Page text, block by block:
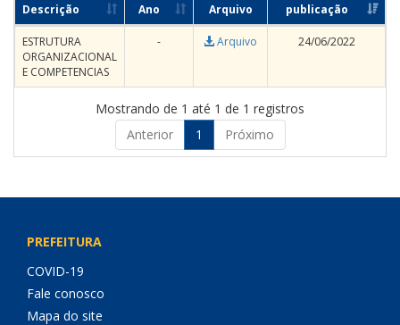
Descrição Ano Arquivo
publicação
ESTRUTURA
ORGANIZACIONAL
E COMPETENCIAS
- Arquivo 24/06/2022
Mostrando de 1 até 1 de 1 registros
Anterior
1 Próximo
PREFEITURA
COVID-19
Fale conosco
Mapa do site